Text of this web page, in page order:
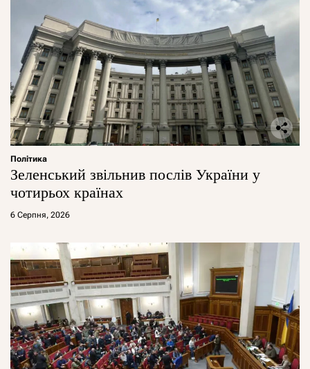
Політика
Зеленський звільнив послів України у
чотирьох країнах
6 Серпня, 2026